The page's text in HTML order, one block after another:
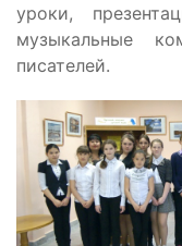
уроки,
музыкальные
писателей.